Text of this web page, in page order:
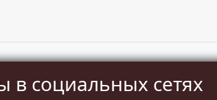
в социальных сетях